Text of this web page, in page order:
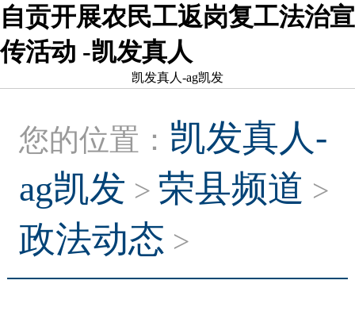
自贡开展农民工返岗复工法治宣
传活动 -凯发真人
凯发真人-ag凯发
您的位置： 凯发真人-
ag凯发 > 荣县频道 >
政法动态 >